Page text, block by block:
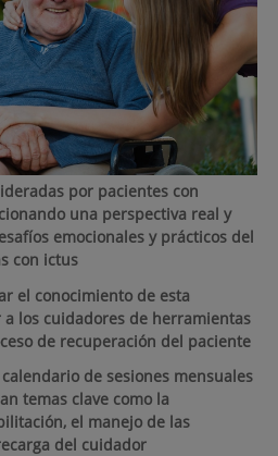
por pacientes con
una perspectiva real y
emocionales y prácticos del
con ictus
el conocimiento de esta
los cuidadores de herramientas
de recuperación del paciente
de sesiones mensuales
temas clave como la
el manejo de las
del cuidador